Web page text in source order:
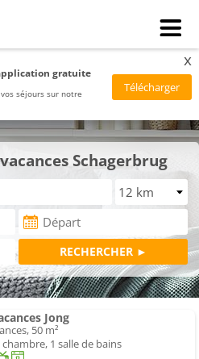
gratuite
séjours sur notre
x
Schagerbrug
Jong
50 m²
1 salle de bains